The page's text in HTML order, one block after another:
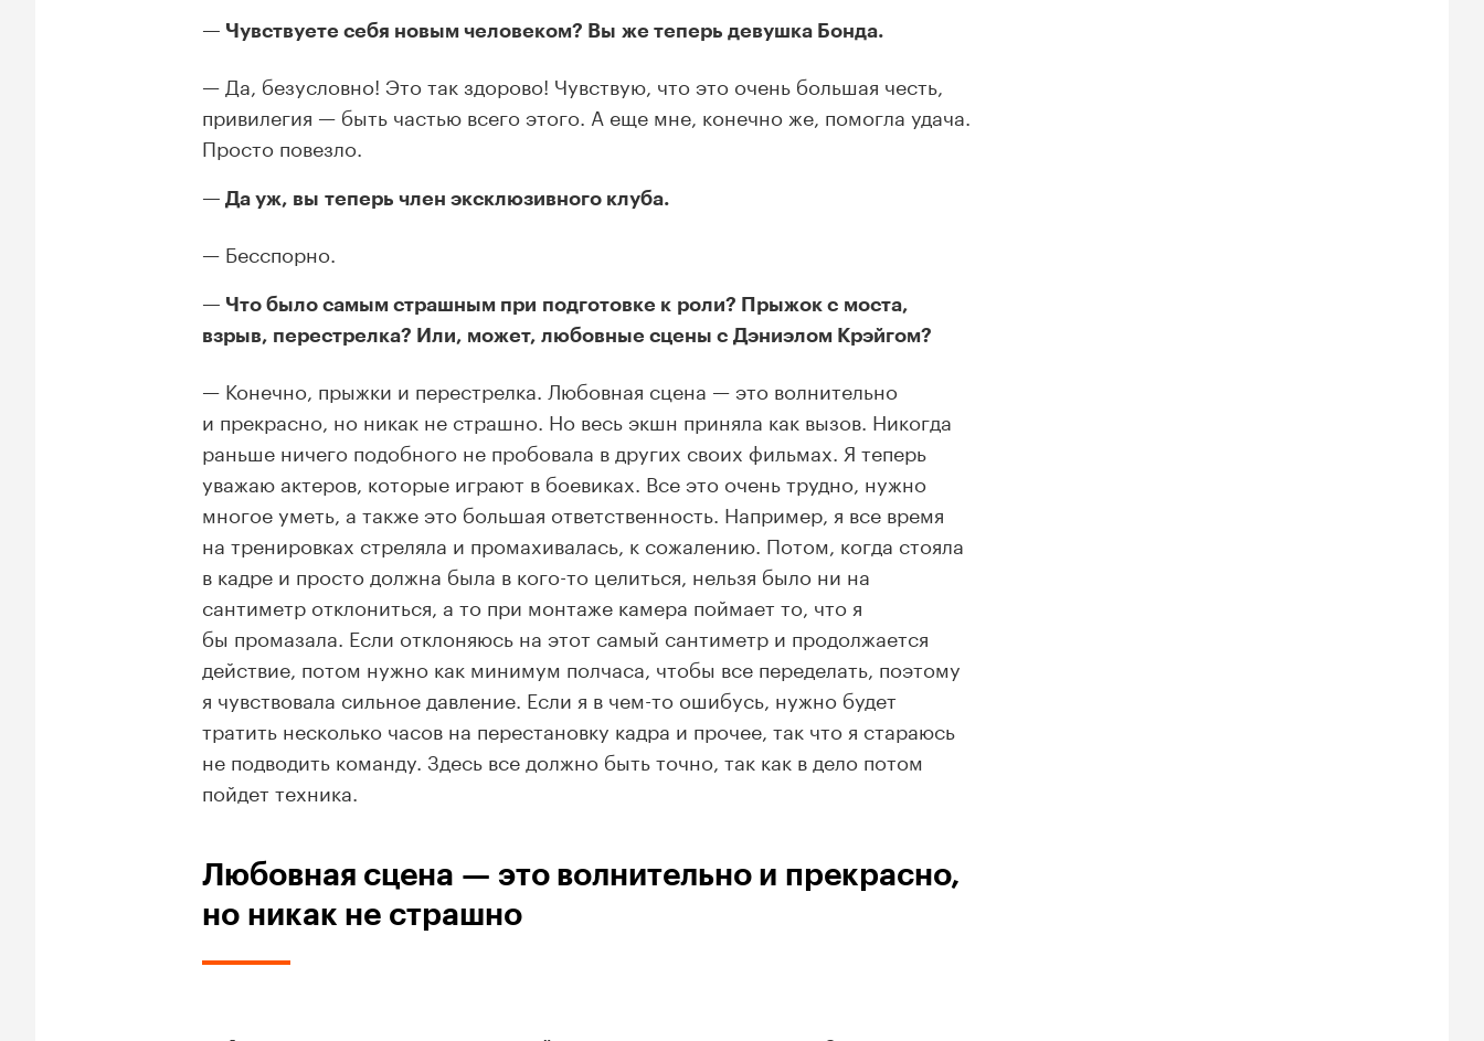
Чувствуете себя новым человеком? Вы же теперь девушка Бонда.
Да, безусловно! Это так здорово! Чувствую, что это очень большая честь,
привилегия — быть частью всего этого. А еще мне, конечно же, помогла удача.
Просто повезло.
Да уж, вы теперь член эксклюзивного клуба.
Бесспорно.
Что было самым страшным при подготовке к роли? Прыжок с моста,
взрыв, перестрелка? Или, может, любовные сцены с Дэниэлом Крэйгом?
Конечно, прыжки и перестрелка. Любовная сцена — это волнительно
и прекрасно, но никак не страшно. Но весь экшн приняла как вызов. Никогда
раньше ничего подобного не пробовала в других своих фильмах. Я теперь
уважаю актеров, которые играют в боевиках. Все это очень трудно, нужно
многое уметь, а также это большая ответственность. Например, я все время
на тренировках стреляла и промахивалась, к сожалению. Потом, когда стояла
в кадре и просто должна была в кого-то целиться, нельзя было ни на
сантиметр отклониться, а то при монтаже камера поймает то, что я
бы промазала. Если отклоняюсь на этот самый сантиметр и продолжается
действие, потом нужно как минимум полчаса, чтобы все переделать, поэтому
я чувствовала сильное давление. Если я в чем-то ошибусь, нужно будет
тратить несколько часов на перестановку кадра и прочее, так что я стараюсь
не подводить команду. Здесь все должно быть точно, так как в дело потом
пойдет техника.
Любовная сцена — это волнительно и прекрасно,
но никак не страшно